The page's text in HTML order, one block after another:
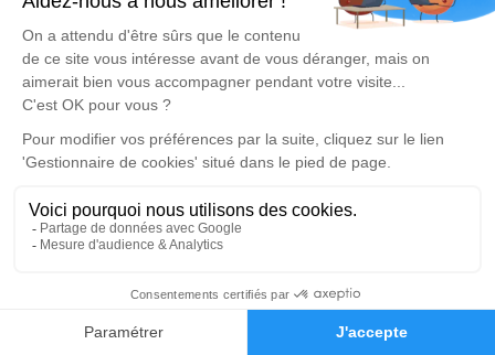
Faire-part Hommages
d'expression dédié à honorer la mémoire de Thi Lang
LANGLOIS.
Un service de plantation d’arbre hommage est
disponible ici.
Je rends hommage
Cérémonie religieuse
Église de Genouillac
23350 Genouillac